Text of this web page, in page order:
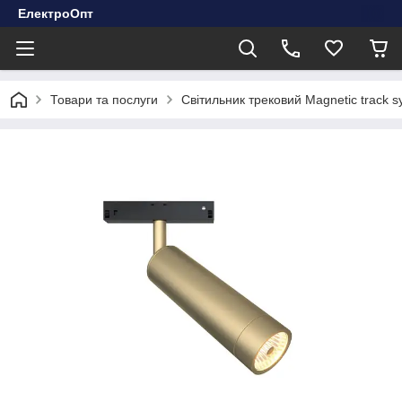
ЕлектроОпт
Товари та послуги Світильник трековий Magnetic track